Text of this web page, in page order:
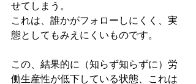
せてしまう。
これは、誰かがフォローしにくく、実
態としてもみえにくいものです。
この、結果的に（知らず知らずに）労
働生産性が低下している状態、これは